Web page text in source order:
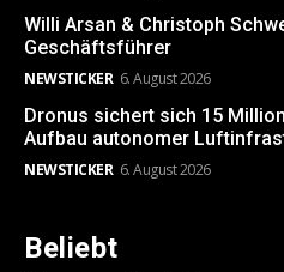
Willi Arsan & Christoph
Geschäftsführer
NEWSTICKER 6. August 2026
Dronus sichert sich 15
Aufbau autonomer
NEWSTICKER 6. August 2026
Beliebt